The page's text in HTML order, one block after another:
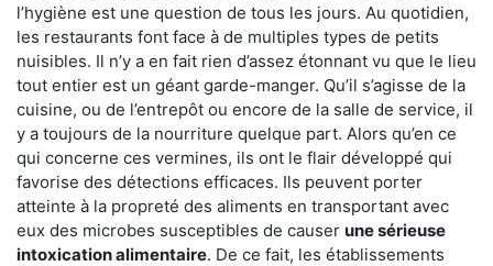
l’hygiène est une question de tous les jours. Au quotidien,
les restaurants font face à de multiples types de petits
nuisibles. Il n’y a en fait rien d’assez étonnant vu que le lieu
tout entier est un géant garde-manger. Qu’il s’agisse de la
cuisine, ou de l’entrepôt ou encore de la salle de service, il
y a toujours de la nourriture quelque part. Alors qu’en ce
qui concerne ces vermines, ils ont le flair développé qui
favorise des détections efficaces. Ils peuvent porter
atteinte à la propreté des aliments en transportant avec
eux des microbes susceptibles de causer une sérieuse
intoxication alimentaire. De ce fait, les établissements